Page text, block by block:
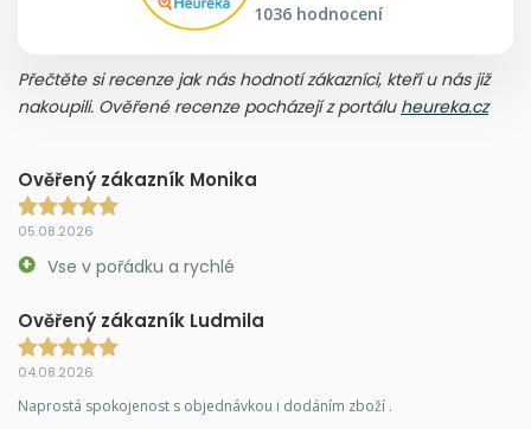
1036 hodnocení
Přečtěte si recenze jak nás hodnotí zákazníci, kteří u nás již
nakoupili. Ověřené recenze pocházejí z portálu heureka.cz
Ověřený zákazník Monika
05.08.2026
Vse v pořádku a rychlé
Ověřený zákazník Ludmila
04.08.2026
Naprostá spokojenost s objednávkou i dodáním zboží .